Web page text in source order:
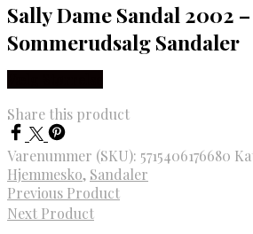
Sally Dame Sandal 2002
Sommerudsalg Sandaler
Share this product
Varenummer (SKU): 5715406176680
Hjemmesko, Sandaler
Previous Product
Next Product